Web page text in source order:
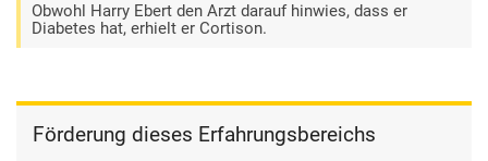
Obwohl Harry Ebert den Arzt darauf hinwies, dass er
Diabetes hat, erhielt er Cortison.
Förderung dieses Erfahrungsbereichs